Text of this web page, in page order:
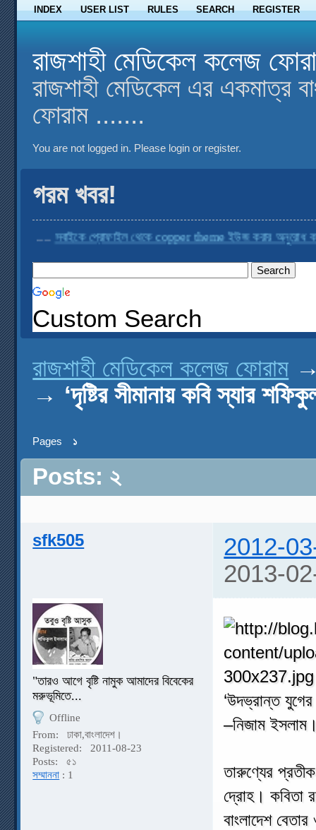
INDEX USER LIST RULES SEARCH REGISTER
রাজশাহী মেডিকেল কলেজ
রাজশাহী মেডিকেল এর একমাত্র
ফোরাম .......
You are not logged in. Please login or register.
গরম খবর!
সবাইকে প্রোফাইল থেকে copper theme ইউজ করার অনুরোধ করা হচ্ছে
Custom Search
রাজশাহী মেডিকেল কলেজ ফোরাম
→ ‘দৃষ্টির সীমানায় কবি স্যার
Pages ১
Posts: ২
sfk505
2012-
2013-
"তারও আগে বৃষ্টি নামুক আমাদের বিবেকের
মরুভূমিতে...
Offline
From:
ঢাকা,বাংলাদেশ।
Registered:
2011-08-23
Posts:
৫১
সম্মাননা : 1
‘উদভ্রান্ত
–নিজাম
তারুণ্যের
দ্রোহ। কবিতা
বাংলাদেশ